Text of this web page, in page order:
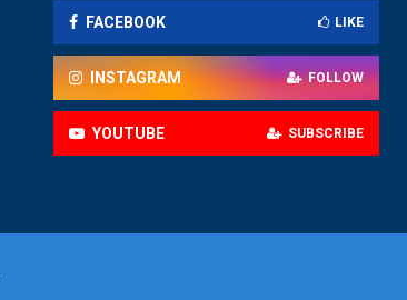
FACEBOOK LIKE
INSTAGRAM FOLLOW
YOUTUBE SUBSCRIBE